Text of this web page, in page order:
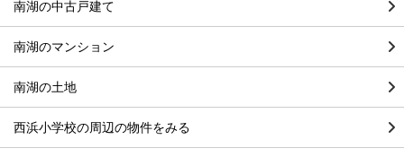
南湖の中古戸建て
南湖のマンション
南湖の土地
西浜小学校の周辺の物件をみる